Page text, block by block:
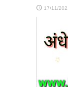
17/11/